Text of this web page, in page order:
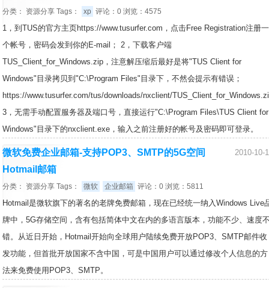
分类： 资源分享 Tags： xp 评论：0 浏览：4575
1，到TUS的官方主页https://www.tusurfer.com，点击Free Registration注册一
个帐号，密码会发到你的E-mail； 2，下载客户端
TUS_Client_for_Windows.zip，注意解压缩后最好是将"TUS Client for
Windows"目录拷贝到"C:\Program Files"目录下，不然会提示有错误；
https://www.tusurfer.com/tus/downloads/nxclient/
3，无需手动配置服务器及端口号，直接运行"C:\Program Files\TUS Client for
Windows"目录下的nxclient.exe，输入之前注册好的帐号及密码即可登录。
2010-10-
微软免费企业邮箱-支持POP3、SMTP的5G空间
Hotmail邮箱
分类： 资源分享 Tags： 微软 企业邮箱 评论：0 浏览：5811
Hotmail是微软旗下的著名的老牌免费邮箱，现在已经统一纳入Windows Live
牌中，5G存储空间，含有包括简体中文在内的多语言版本，功能不少、速度
错。从近日开始，Hotmail开始向全球用户陆续免费开放POP3、SMTP邮件收
发功能，但首批开放国家不含中国，可是中国用户可以通过修改个人信息的方
法来免费使用POP3、SMTP。